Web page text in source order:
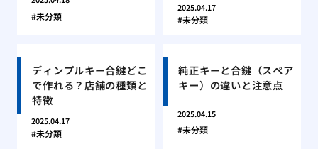
未分類
2025.04.17
未分類
ディンプルキー合鍵どこ
で作れる？店舗の種類と
特徴
2025.04.17
未分類
純正キーと合鍵（スペア
キー）の違いと注意点
2025.04.15
未分類